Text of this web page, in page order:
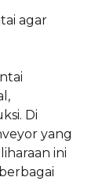
agar
Di
yang
ini